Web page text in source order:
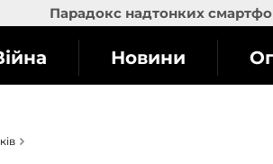
Парадокс надтонких
Новини